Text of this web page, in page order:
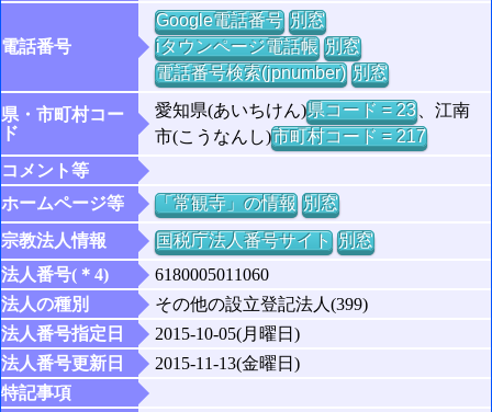
電話番号
Google電話番号 別窓
iタウンページ電話帳 別窓
電話番号検索(jpnumber) 別窓
県・市町村コー
ド
愛知県(あいちけん)県コード = 23、江南
市(こうなんし)市町村コード = 217
コメント等
ホームページ等
「常観寺」の情報 別窓
宗教法人情報
国税庁法人番号サイト 別窓
法人番号(＊4)
6180005011060
法人の種別
その他の設立登記法人(399)
法人番号指定日
2015-10-05(月曜日)
法人番号更新日
2015-11-13(金曜日)
特記事項